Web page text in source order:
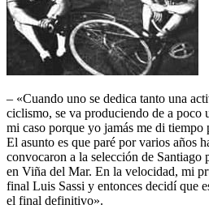
– «Cuando uno se dedica tanto una
ciclismo, se va produciendo de a poco
mi caso porque yo jamás me di tiempo
El asunto es que paré por varios años
convocaron a la selección de Santiago
en Viña del Mar. En la velocidad, mi
final Luis Sassi y entonces decidí que
el final definitivo».